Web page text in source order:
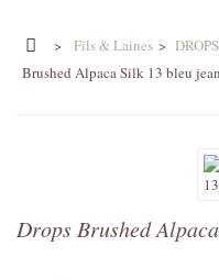
> Fils & Laines > DROPS
Brushed Alpaca Silk 13 bleu
Drops Brushed